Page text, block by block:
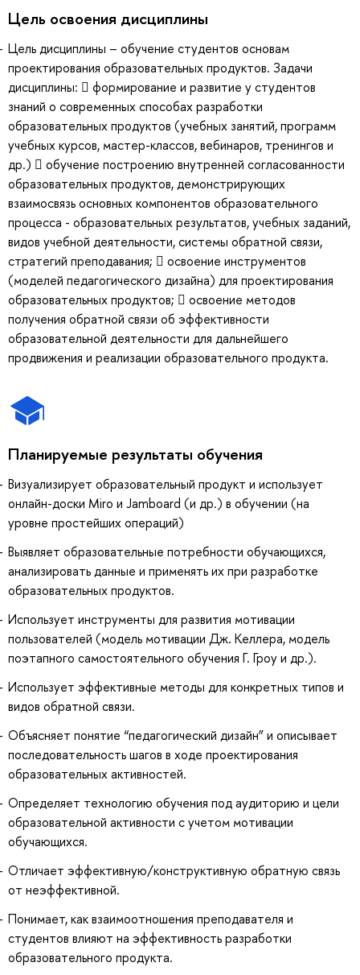
Цель освоения дисциплины
Цель дисциплины – обучение студентов основам
проектирования образовательных продуктов. Задачи
дисциплины:  формирование и развитие у студентов
знаний о современных способах разработки
образовательных продуктов (учебных занятий, программ
учебных курсов, мастер-классов, вебинаров, тренингов и
др.)  обучение построению внутренней согласованности
образовательных продуктов, демонстрирующих
взаимосвязь основных компонентов образовательного
процесса - образовательных результатов, учебных заданий,
видов учебной деятельности, системы обратной связи,
стратегий преподавания;  освоение инструментов
(моделей педагогического дизайна) для проектирования
образовательных продуктов;  освоение методов
получения обратной связи об эффективности
образовательной деятельности для дальнейшего
продвижения и реализации образовательного продукта.
Планируемые результаты обучения
Визуализирует образовательный продукт и использует
онлайн-доски Miro и Jamboard (и др.) в обучении (на
уровне простейших операций)
Выявляет образовательные потребности обучающихся,
анализировать данные и применять их при разработке
образовательных продуктов.
Использует инструменты для развития мотивации
пользователей (модель мотивации Дж. Келлера, модель
поэтапного самостоятельного обучения Г. Гроу и др.).
Использует эффективные методы для конкретных типов и
видов обратной связи.
Объясняет понятие “педагогический дизайн” и описывает
последовательность шагов в ходе проектирования
образовательных активностей.
Определяет технологию обучения под аудиторию и цели
образовательной активности с учетом мотивации
обучающихся.
Отличает эффективную/конструктивную обратную связь
от неэффективной.
Понимает, как взаимоотношения преподавателя и
студентов влияют на эффективность разработки
образовательного продукта.